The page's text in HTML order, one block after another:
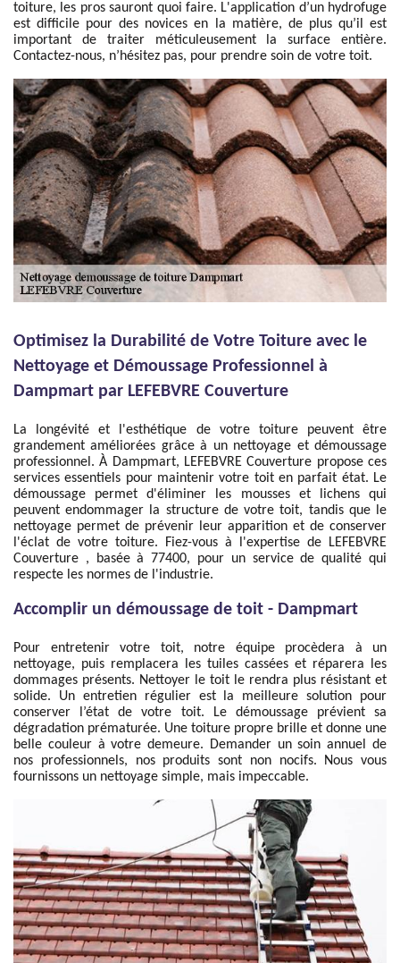
toiture, les pros sauront quoi faire. L'application d’un hydrofuge
est difficile pour des novices en la matière, de plus qu’il est
important de traiter méticuleusement la surface entière.
Contactez-nous, n’hésitez pas, pour prendre soin de votre toit.
Optimisez la Durabilité de Votre Toiture avec le
Nettoyage et Démoussage Professionnel à
Dampmart par LEFEBVRE Couverture
La longévité et l'esthétique de votre toiture peuvent être
grandement améliorées grâce à un nettoyage et démoussage
professionnel. À Dampmart, LEFEBVRE Couverture propose ces
services essentiels pour maintenir votre toit en parfait état. Le
démoussage permet d'éliminer les mousses et lichens qui
peuvent endommager la structure de votre toit, tandis que le
nettoyage permet de prévenir leur apparition et de conserver
l'éclat de votre toiture. Fiez-vous à l'expertise de LEFEBVRE
Couverture , basée à 77400, pour un service de qualité qui
respecte les normes de l'industrie.
Accomplir un démoussage de toit - Dampmart
Pour entretenir votre toit, notre équipe procèdera à un
nettoyage, puis remplacera les tuiles cassées et réparera les
dommages présents. Nettoyer le toit le rendra plus résistant et
solide. Un entretien régulier est la meilleure solution pour
conserver l’état de votre toit. Le démoussage prévient sa
dégradation prématurée. Une toiture propre brille et donne une
belle couleur à votre demeure. Demander un soin annuel de
nos professionnels, nos produits sont non nocifs. Nous vous
fournissons un nettoyage simple, mais impeccable.